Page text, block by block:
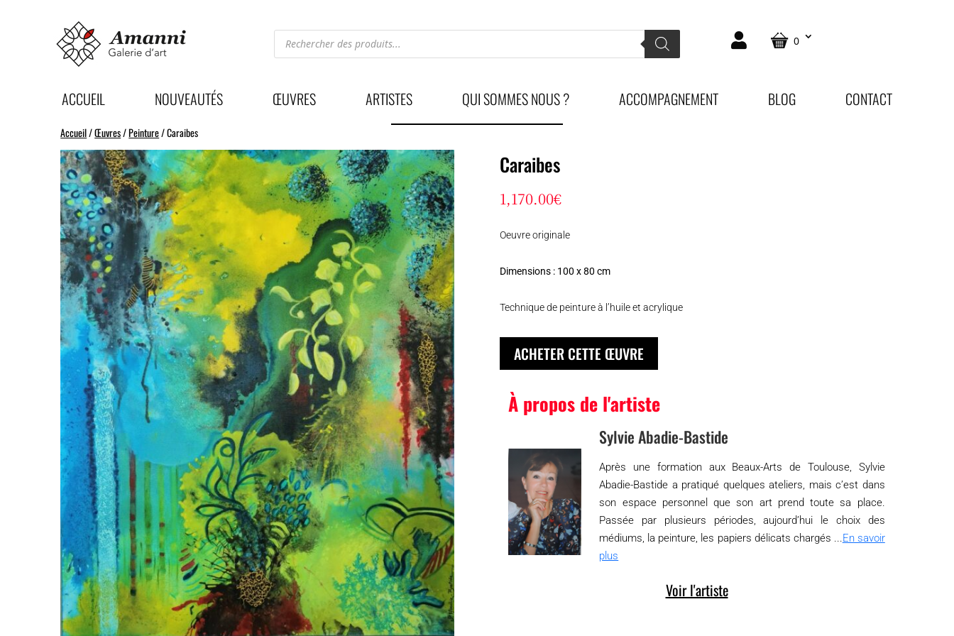
Recherche
de
produits
0
ACCUEIL NOUVEAUTÉS ŒUVRES ARTISTES QUI SOMMES NOUS ? ACCOMPAGNEMENT BLOG CONTACT
Accueil/Œuvres/Peinture/ Caraibes
Caraibes
1,170.00€
Oeuvre originale
Dimensions : 100 x 80 cm
Technique de peinture à l’huile et acrylique
ACHETER CETTE ŒUVRE
À propos de l'artiste
Sylvie Abadie-Bastide
Après une formation aux Beaux-Arts de Toulouse, Sylvie
Abadie-Bastide a pratiqué quelques ateliers, mais c’est dans
son espace personnel que son art prend toute sa place.
Passée par plusieurs périodes, aujourd’hui le choix des
médiums, la peinture, les papiers délicats chargés ...En savoir
plus
Voir l'artiste